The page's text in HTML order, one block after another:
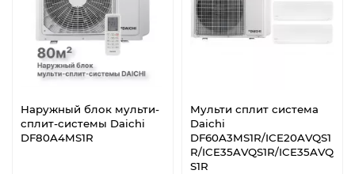
Наружный блок мульти-
сплит-системы Daichi
DF80A4MS1R
Мульти сплит система
Daichi
DF60A3MS1R/ICE20AVQS1
R/ICE35AVQS1R/ICE35AVQ
S1R